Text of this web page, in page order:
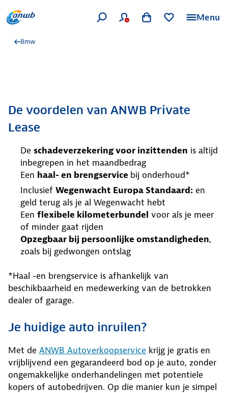
Menu
Bmw
De voordelen van ANWB Private
Lease
De schadeverzekering voor inzittenden is altijd
inbegrepen in het maandbedrag
Een haal- en brengservice bij onderhoud*
Inclusief Wegenwacht Europa Standaard: en
geld terug als je al Wegenwacht hebt
Een flexibele kilometerbundel voor als je meer
of minder gaat rijden
Opzegbaar bij persoonlijke omstandigheden,
zoals bij gedwongen ontslag
*Haal -en brengservice is afhankelijk van
beschikbaarheid en medewerking van de betrokken
dealer of garage.
Je huidige auto inruilen?
Met de ANWB Autoverkoopservice krijg je gratis en
vrijblijvend een gegarandeerd bod op je auto, zonder
ongemakkelijke onderhandelingen met potentiele
kopers of autobedrijven. Op die manier kun je simpel